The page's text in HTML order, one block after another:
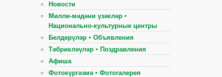
Новости
Милли-мәдәни үзәкләр ▪
Национально-культурные центры
Белдерүләр ▪ Объявления
Тәбрикләүләр ▪ Поздравления
Афиша
Фотокүргәзмә ▪ Фотогалерея